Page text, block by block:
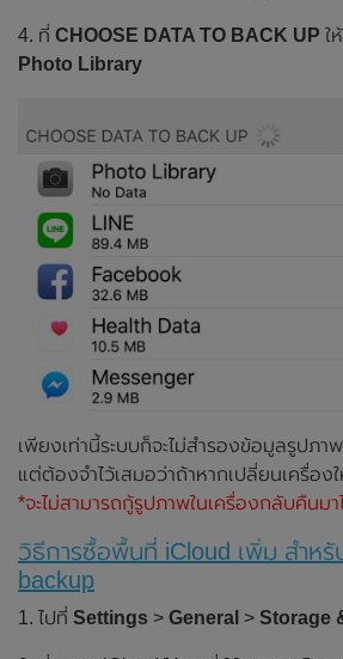
4. ที่ CHOOSE DATA TO BACK UP ใ
Photo Library
เพียงเท่านี้ระบบก็จะไม่สำรองข้อมูลรูปภ
แต่ต้องจำไว้เสมอว่าถ้าหากเปลี่ยนเครื่อง
*จะไม่สามารถกู้รูปภาพในเครื่องกลับคืนมา
วิธีการซื้อพื้นที่ iCloud เพิ่ม สำห
backup
1. ไปที่ Settings > General > Storage